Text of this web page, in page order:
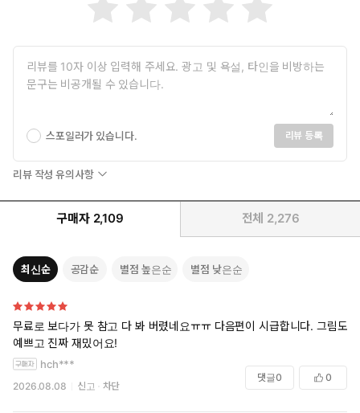
스포일러가 있습니다. 리뷰 등록
리뷰 작성 유의사항
구매자 2,109 전체 2,276
최신순 공감순 별점 높은순 별점 낮은순
무료로 보다가 못 참고 다 봐 버렸네요ㅠㅠ 다음편이 시급합니다. 그림도
예쁘고 진짜 재밌어요!
hch***
2026.08.08 신고 차단
댓글0 0